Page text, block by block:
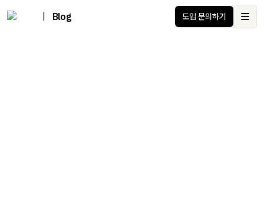
Blog 도입 문의하기